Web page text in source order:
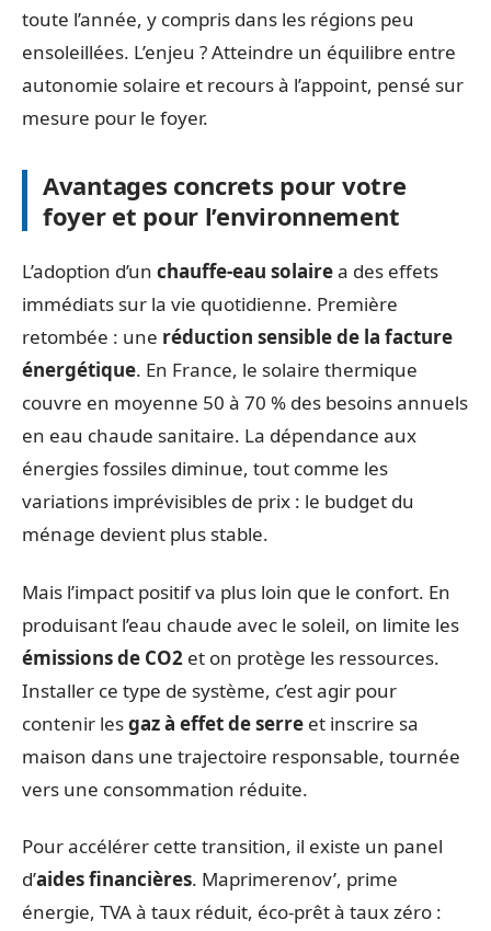
toute l’année, y compris dans les régions peu
ensoleillées. L’enjeu ? Atteindre un équilibre entre
autonomie solaire et recours à l’appoint, pensé sur
mesure pour le foyer.
Avantages concrets pour votre
foyer et pour l’environnement
L’adoption d’un chauffe-eau solairea des effets
immédiats sur la vie quotidienne. Première
retombée : une réduction sensible de la facture
énergétique. En France, le solaire thermique
couvre en moyenne 50 à 70 % des besoins annuels
en eau chaude sanitaire. La dépendance aux
énergies fossiles diminue, tout comme les
variations imprévisibles de prix : le budget du
ménage devient plus stable.
Mais l’impact positif va plus loin que le confort. En
produisant l’eau chaude avec le soleil, on limite les
émissions de CO2 et on protège les ressources.
Installer ce type de système, c’est agir pour
contenir lesgaz à effet de serre et inscrire sa
maison dans une trajectoire responsable, tournée
vers une consommation réduite.
Pour accélérer cette transition, il existe un panel
d’aides financières. Maprimerenov’, prime
énergie, TVA à taux réduit, éco-prêt à taux zéro :